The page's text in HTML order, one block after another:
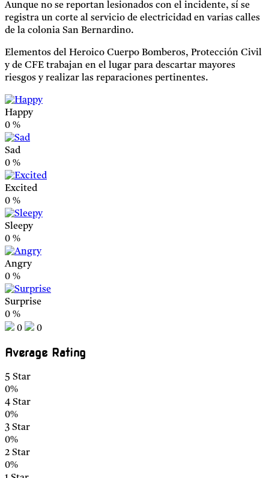
Aunque no se reportan lesionados con el incidente, sí se
registra un corte al servicio de electricidad en varias calles
de la colonia San Bernardino.
Elementos del Heroico Cuerpo Bomberos, Protección Civil
y de CFE trabajan en el lugar para descartar mayores
riesgos y realizar las reparaciones pertinentes.
Happy
0 %
Sad
0 %
Excited
0 %
Sleepy
0 %
Angry
0 %
Surprise
0 %
0
0
Average Rating
5 Star
0%
4 Star
0%
3 Star
0%
2 Star
0%